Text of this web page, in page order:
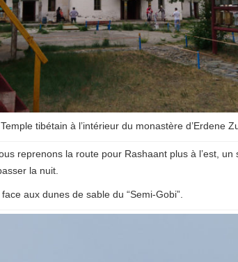
Temple tibétain à l’intérieur du monastère d’Erdene
reprenons la route pour Rashaant plus à l’est,
la nuit.
aux dunes de sable du “Semi-Gobi”.